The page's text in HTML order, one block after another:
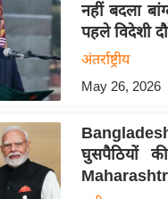
नहीं बदला
पहले विदेशी
अंतर्राष्ट्रीय
May 26, 2026
घुसपैठियों